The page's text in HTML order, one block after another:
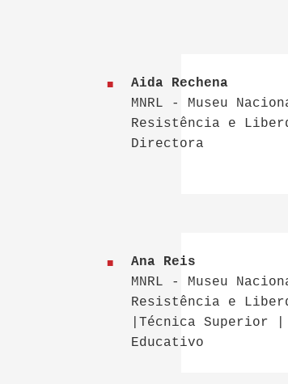
Aida Rechena
MNRL - Museu
Resistência e
Directora
Ana Reis
MNRL - Museu
Resistência e
|Técnica Superior
Educativo